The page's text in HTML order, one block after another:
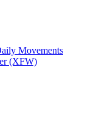
Movements
(XFW)